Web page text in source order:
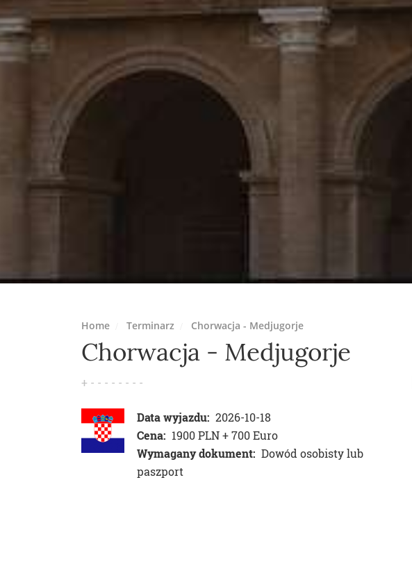
Home Terminarz Chorwacja - Medjugorje
Chorwacja - Medjugorje
Data wyjazdu: 2026-10-18
Cena: 1900 PLN + 700 Euro
Wymagany dokument: Dowód osobisty lub
paszport